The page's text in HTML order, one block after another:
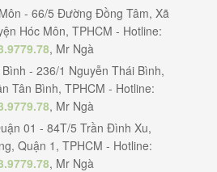
- 66/5 Đường Đồng Tâm, Xã
Hóc Môn, TPHCM - Hotline:
, Mr Ngà
- 236/1 Nguyễn Thái Bình,
Tân Bình, TPHCM - Hotline:
, Mr Ngà
01 - 84T/5 Trần Đình Xu,
Quận 1, TPHCM - Hotline:
, Mr Ngà